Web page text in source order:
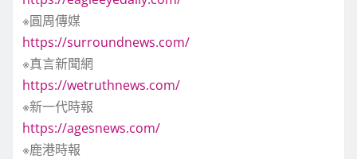
※圓周傳媒
https://surroundnews.com/
※真言新聞網
https://wetruthnews.com/
※新一代時報
https://agesnews.com/
※鹿港時報